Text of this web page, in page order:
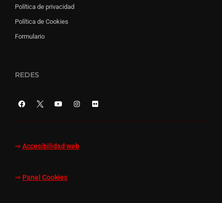
Política de privacidad
Política de Cookies
Formulario
REDES
⇒ Accesibilidad web
⇒ Panel Cookies